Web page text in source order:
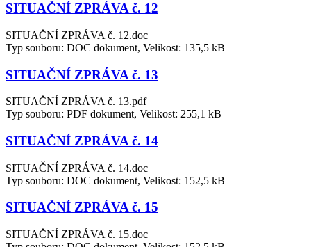
SITUAČNÍ ZPRÁVA č. 12
SITUAČNÍ ZPRÁVA č. 12.doc
Typ souboru: DOC dokument, Velikost: 135,5 kB
SITUAČNÍ ZPRÁVA č. 13
SITUAČNÍ ZPRÁVA č. 13.pdf
Typ souboru: PDF dokument, Velikost: 255,1 kB
SITUAČNÍ ZPRÁVA č. 14
SITUAČNÍ ZPRÁVA č. 14.doc
Typ souboru: DOC dokument, Velikost: 152,5 kB
SITUAČNÍ ZPRÁVA č. 15
SITUAČNÍ ZPRÁVA č. 15.doc